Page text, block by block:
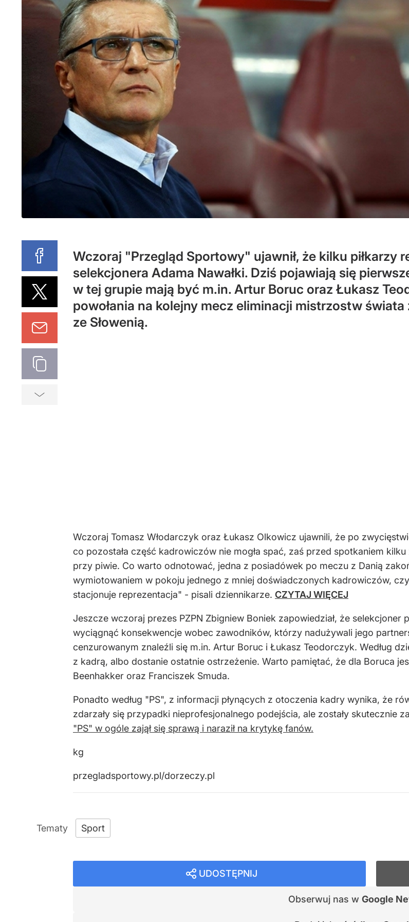
Wczoraj "Przegląd Sportowy" ujawnił, że kilku piłkarzy
selekcjonera Adama Nawałki. Dziś pojawiają się
w tej grupie mają być m.in. Artur Boruc oraz Łukasz
powołania na kolejny mecz eliminacji mistrzostw
ze Słowenią.
Wczoraj Tomasz Włodarczyk oraz Łukasz Olkowicz ujawnili, że po
co pozostała część kadrowiczów nie mogła spać, zaś przed spotkaniem
przy piwie. Co warto odnotować, jedna z posiadówek po meczu z Danią
wymiotowaniem w pokoju jednego z mniej doświadczonych kadrowiczów,
stacjonuje reprezentacja" - pisali dziennikarze. CZYTAJ WIĘCEJ
Jeszcze wczoraj prezes PZPN Zbigniew Boniek zapowiedział, że selekcjoner
wyciągnąć konsekwencje wobec zawodników, którzy nadużywali jego
cenzurowanym znaleźli się m.in. Artur Boruc i Łukasz Teodorczyk. Według
z kadrą, albo dostanie ostatnie ostrzeżenie. Warto pamiętać, że dla Boruca
Beenhakker oraz Franciszek Smuda.
Ponadto według "PS", z informacji płynących z otoczenia kadry wynika, że
zdarzały się przypadki nieprofesjonalnego podejścia, ale zostały skutecznie
"PS" w ogóle zajął się sprawą i naraził na krytykę fanów.
kg
przegladsportowy.pl/dorzeczy.pl
Sport
UDOSTĘPNIJ
Obserwuj nas w Google